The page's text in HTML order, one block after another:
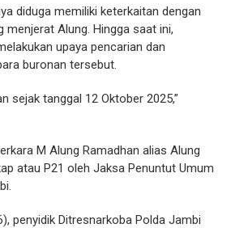
diduga memiliki keterkaitan dengan
menjerat Alung. Hingga saat ini,
upaya pencarian dan
buronan tersebut.
sejak tanggal 12 Oktober 2025,”
M Alung Ramadhan alias Alung
atau P21 oleh Jaksa Penuntut Umum
penyidik Ditresnarkoba Polda Jambi